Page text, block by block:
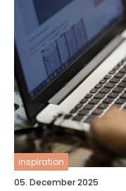
inspiration
05. December 2025